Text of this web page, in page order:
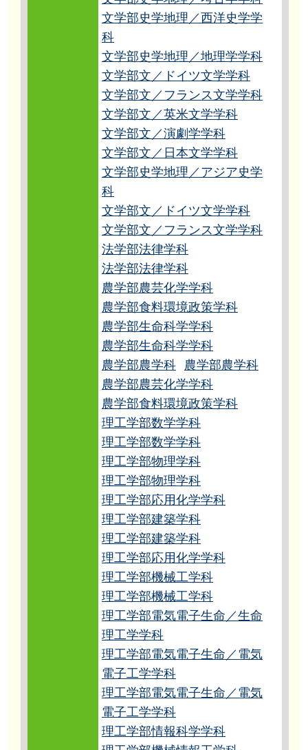
文学部史学地理／西洋史学学
科
文学部史学地理／地理学学科
文学部文／ドイツ文学学科
文学部文／フランス文学学科
文学部文／英米文学学科
文学部文／演劇学学科
文学部文／日本文学学科
文学部史学地理／アジア史学
科
文学部文／ドイツ文学学科
文学部文／フランス文学学科
法学部法律学科
法学部法律学科
農学部農芸化学学科
農学部食料環境政策学科
農学部生命科学学科
農学部生命科学学科
農学部農学科
農学部農学科
農学部農芸化学学科
農学部食料環境政策学科
理工学部数学学科
理工学部数学学科
理工学部物理学科
理工学部物理学科
理工学部応用化学学科
理工学部建築学科
理工学部建築学科
理工学部応用化学学科
理工学部機械工学科
理工学部機械工学科
理工学部電気電子生命／生命
理工学学科
理工学部電気電子生命／電気
電子工学学科
理工学部電気電子生命／電気
電子工学学科
理工学部情報科学学科